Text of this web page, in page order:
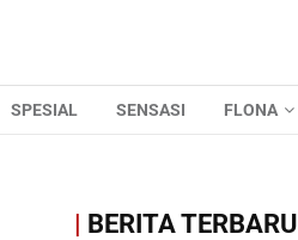
SPESIAL SENSASI FLONA
| BERITA TERBARU